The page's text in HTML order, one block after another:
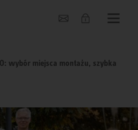
wybór miejsca montażu, szybka